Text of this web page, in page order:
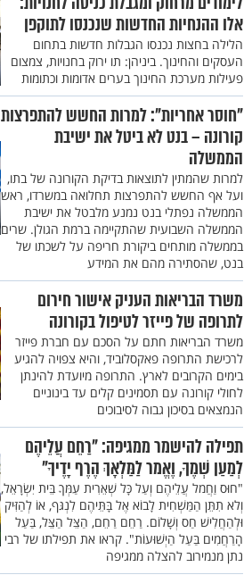
אלו ההנחיות החדשות שנכנסו לתוקפן
הלילה בחצות נכנסו הגבלות חדשות בתחום
העסקים והחינוך. ביניהן: תו ירוק בחנויות, צמצום
פעילות מערכת החינוך בערים אדומות וכתומות
"חוסר אחריות": למרות החשש להתפרצות
קורונה – בנט לא ביטל את ישיבת
הממשלה
למרות שהמתין לתוצאות בדיקת הקורונה של בתו,
ועל אף החשש להתפרצות תחלואה במשרדו, ראש
הממשלה נפתלי בנט נמנע מלבטל את ישיבת
הממשלה השבועית שהתקיימה ברמת הגולן. שרים
בממשלה מותחים ביקורת חריפה על לשכתו של
בנט, שהסתירה מהם את המידע
משרד הבריאות העניק אישור חירום
לתרופה של פייזר לטיפול בקורונה
משרד הבריאות חתם על הסכם עם חברת פייזר
לרכישת התרופה פאקסלוביד, והיא צפויה להגיע
בימים הקרובים לארץ. התרופה מיועדת להינתן
לחולי קורונה עם תסמינים קלים עד בינוניים
הנמצאים בסיכון גבוה לסיבוכים
תפילה להישמר ממגיפה: "רַחֵם עֲלֵיהֶם
לְמַעַן שְׁמֶךָ, וֶאֱמר לַמַּלְאָךְ הֶרֶף יָדֶיךָ"
"חוּס וַחֲמל עֲלֵיהֶם וְעַל כָּל שְׁאֵרִית עַמְּךָ בֵּית יִשְׂרָאֵל,
וְלא תִתֵּן הַמַּשְׁחִית לָבוֹא אֶל בָּתֵּיהֶם לִנְגּף, אוֹ לְהַזִּיק
וּלְהַחֲלִישׁ חַס וְשָׁלוֹם. רַחֵם רַחֵם, הַצֵּל הַצֵּל, בַּעַל
הָרַחֲמִים בַּעַל הַיְשׁוּעוֹת". קראו את תפילתו של רבי
נתן מנמירוב להצלה ממגיפה